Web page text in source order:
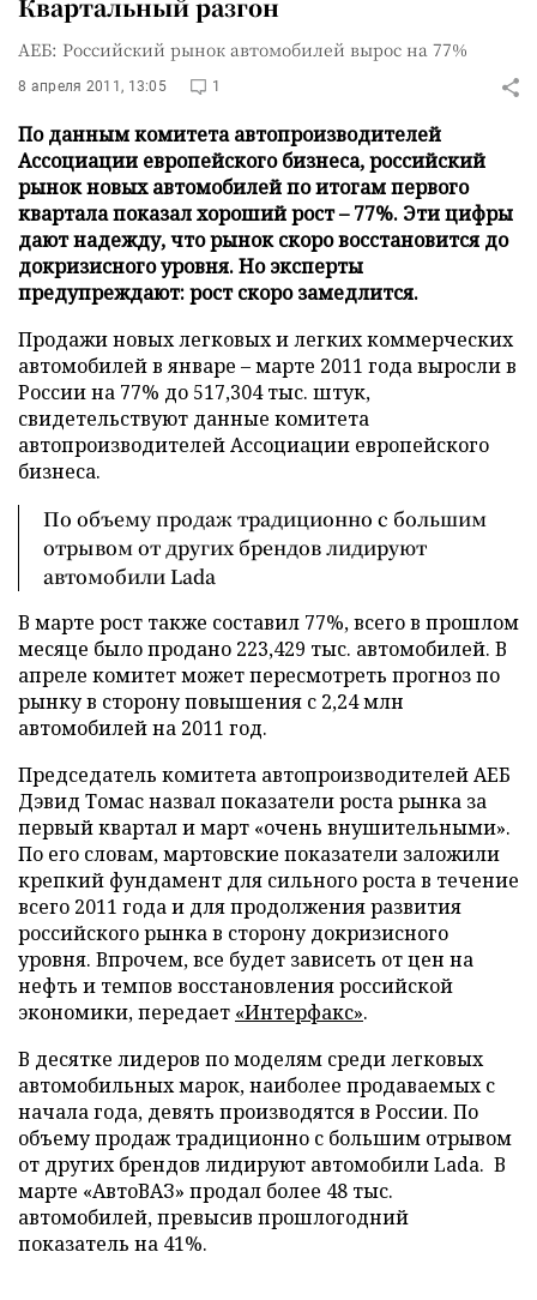
Квартальный разгон
АЕБ: Российский рынок автомобилей вырос на 77%
8 апреля 2011, 13:05 1
По данным комитета автопроизводителей
Ассоциации европейского бизнеса, российский
рынок новых автомобилей по итогам первого
квартала показал хороший рост – 77%. Эти цифры
дают надежду, что рынок скоро восстановится до
докризисного уровня. Но эксперты
предупреждают: рост скоро замедлится.
Продажи новых легковых и легких коммерческих
автомобилей в январе – марте 2011 года выросли в
России на 77% до 517,304 тыс. штук,
свидетельствуют данные комитета
автопроизводителей Ассоциации европейского
бизнеса.
По объему продаж традиционно с большим
отрывом от других брендов лидируют
автомобили Lada
В марте рост также составил 77%, всего в прошлом
месяце было продано 223,429 тыс. автомобилей. В
апреле комитет может пересмотреть прогноз по
рынку в сторону повышения с 2,24 млн
автомобилей на 2011 год.
Председатель комитета автопроизводителей АЕБ
Дэвид Томас назвал показатели роста рынка за
первый квартал и март «очень внушительными».
По его словам, мартовские показатели заложили
крепкий фундамент для сильного роста в течение
всего 2011 года и для продолжения развития
российского рынка в сторону докризисного
уровня. Впрочем, все будет зависеть от цен на
нефть и темпов восстановления российской
экономики, передает «Интерфакс».
В десятке лидеров по моделям среди легковых
автомобильных марок, наиболее продаваемых с
начала года, девять производятся в России. По
объему продаж традиционно с большим отрывом
от других брендов лидируют автомобили Lada. В
марте «АвтоВАЗ» продал более 48 тыс.
автомобилей, превысив прошлогодний
показатель на 41%.